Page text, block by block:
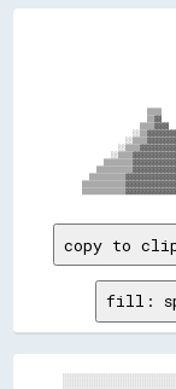
copy to
fill: